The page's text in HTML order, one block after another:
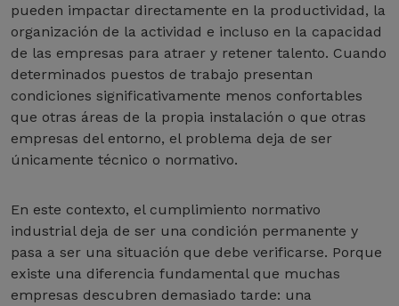
pueden impactar directamente en la productividad, la
organización de la actividad e incluso en la capacidad
de las empresas para atraer y retener talento. Cuando
determinados puestos de trabajo presentan
condiciones significativamente menos confortables
que otras áreas de la propia instalación o que otras
empresas del entorno, el problema deja de ser
únicamente técnico o normativo.
En este contexto, el cumplimiento normativo
industrial deja de ser una condición permanente y
pasa a ser una situación que debe verificarse. Porque
existe una diferencia fundamental que muchas
empresas descubren demasiado tarde: una